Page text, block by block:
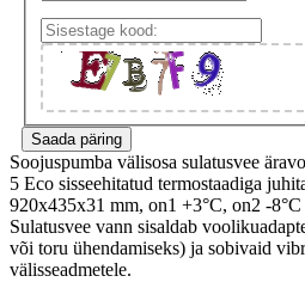
Soojuspumba välisosa sulatusvee
5 Eco sisseehitatud termostaadiga
920x435x31 mm, on1 +3°C, on2 -8°C
Sulatusvee vann sisaldab
või toru ühendamiseks) ja sobivaid
välisseadmetele.